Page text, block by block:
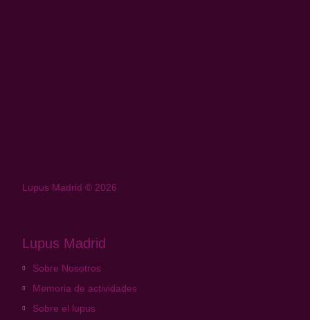
Lupus Madrid © 2026
Lupus Madrid
Sobre Nosotros
Memoria de actividades
Sobre el lupus